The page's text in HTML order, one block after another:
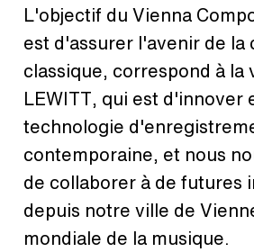
L'objectif du Vienna
est d'assurer l'avenir de la
classique, correspond à la
LEWITT, qui est d'innover
technologie
contemporaine, et nous
de collaborer à de futures
depuis notre ville de
mondiale de la musique.